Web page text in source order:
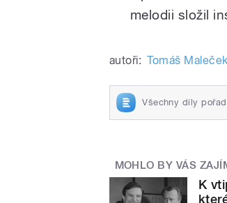
melodii složil
autoři: Tomáš Maleček
Všechny díly
MOHLO BY VÁS
K